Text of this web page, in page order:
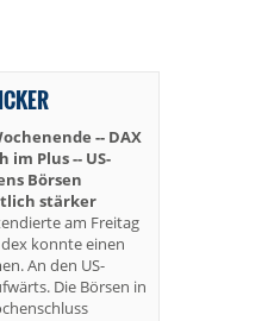
-- DAX
Plus -- US-
Börsen
stärker
am Freitag
konnte einen
An den US-
Die Börsen in